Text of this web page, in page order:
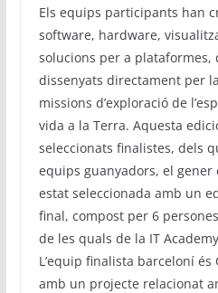
Els equips participants han
software, hardware,
solucions per a plataformes,
dissenyats directament per
missions d’exploració de
vida a la Terra. Aquesta
seleccionats finalistes, dels
equips guanyadors, el gener
estat seleccionada amb un
final, compost per 6
de les quals de la IT
L’equip finalista barceloní és
amb un projecte relacionat